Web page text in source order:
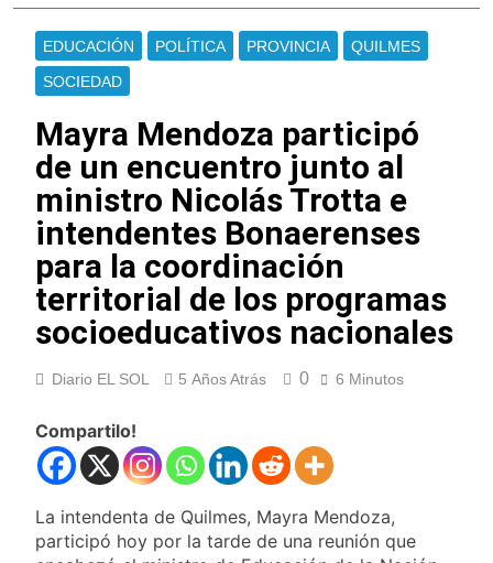
EDUCACIÓN POLÍTICA PROVINCIA
QUILMES
SOCIEDAD
Mayra Mendoza participó
de un encuentro junto al
ministro Nicolás Trotta e
intendentes Bonaerenses
para la coordinación
territorial de los programas
socioeducativos nacionales
Diario EL SOL 5 Años Atrás 0 6 Minutos
Compartilo!
La intendenta de Quilmes, Mayra Mendoza,
participó hoy por la tarde de una reunión que